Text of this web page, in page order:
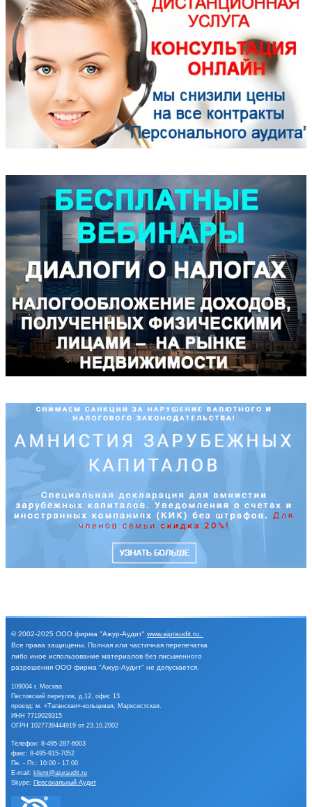
© 2002-2025 ООО фирма "Ажур-Аудит" www.ajuraudit.ru
Все права защищены. Полная или частичная перепечатка
либо иное использование материалов без письменного
разрешения ООО фирма "Ажур-Аудит" не допускается.
109004 г. Москва
Пестовский переулок, д.12, офис 13
проезд: м. «Таганская»-кольцевая, Марксистская.
ИНН 7719029315
ОГРН 1027739444919 от 23.10.2002
Телефон: 8-495-287-6003
факс: 8-495-915-7052
Пн. - Пт.: 10:00 - 17:00
E-mail: klient@ajuraudit.ru
Skype: Персональный Аудит